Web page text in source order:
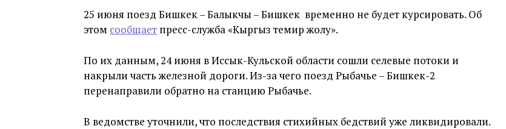
25 июня поезд Бишкек – Балыкчы – Бишкек временно не будет курсировать. Об
этом сообщает пресс-служба «Кыргыз темир жолу».
По их данным, 24 июня в Иссык-Кульской области сошли селевые потоки и
накрыли часть железной дороги. Из-за чего поезд Рыбачье – Бишкек-2
перенаправили обратно на станцию Рыбачье.
В ведомстве уточнили, что последствия стихийных бедствий уже ликвидировали.